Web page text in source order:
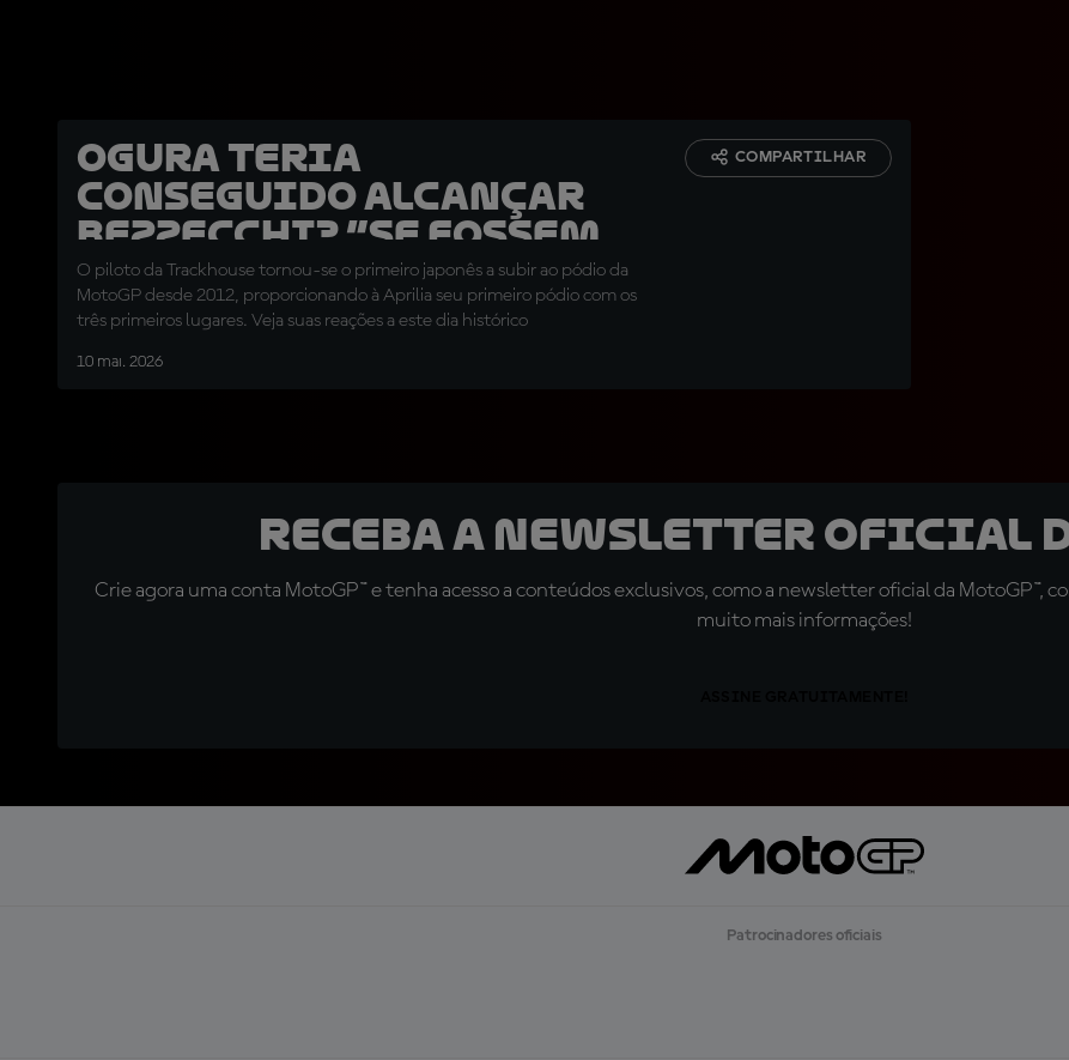
Ogura teria
conseguido alcançar
Bezzecchi? “Se fossem
mais três voltas...”
O piloto da Trackhouse tornou-se o primeiro japonês a subir ao pódio da
MotoGP desde 2012, proporcionando à Aprilia seu primeiro pódio com os
três primeiros lugares. Veja suas reações a este dia histórico
10 mai. 2026
COMPARTILHAR
Receba a newsletter oficial
Crie agora uma conta MotoGP™ e tenha acesso a conteúdos exclusivos, como a newsletter oficial da MotoGP™,
muito mais informações!
Patrocinadores oficiais